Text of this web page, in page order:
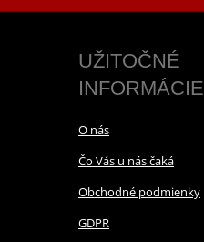
UŽITOČNÉ
INFORMÁCIE
O nás
Čo Vás u nás čaká
Obchodné podmienky
GDPR